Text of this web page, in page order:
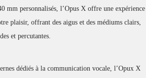
mm personnalisés, l’Opus X offre une expérience
plaisir, offrant des aigus et des médiums clairs,
et percutantes.
dédiés à la communication vocale, l’Opux X